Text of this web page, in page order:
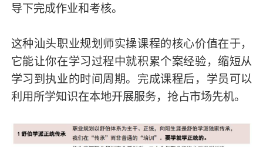
导下完成作业和考核。
这种汕头职业规划师实操课程的核心价值在于，
它能让你在学习过程中就积累个案经验，缩短从
学习到执业的时间周期。完成课程后，学员可以
利用所学知识在本地开展服务，抢占市场先机。